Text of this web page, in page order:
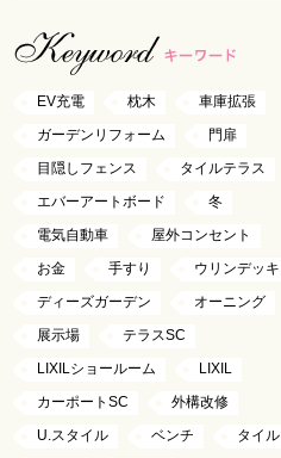
EV充電 枕木
車庫拡張
ガーデンリフォーム
門扉
目隠しフェンス
タイルテラス
エバーアートボード
冬
電気自動車
屋外コンセント
お金
手すり
ウリンデッキ
ディーズガーデン
オーニング
展示場
テラスSC
LIXILショールーム
LIXIL
カーポートSC
外構改修
U.スタイル
ベンチ
タイル